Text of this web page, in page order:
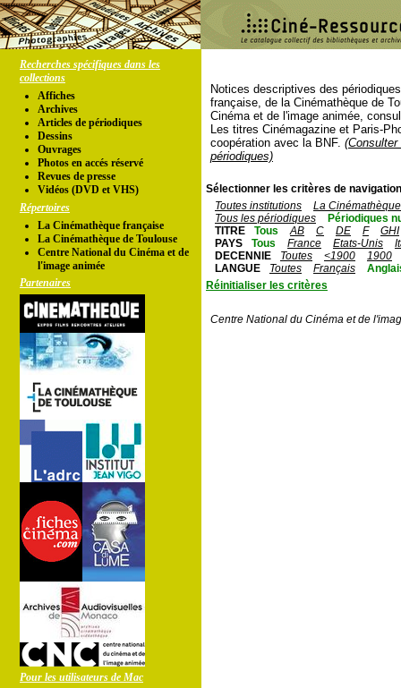
Recherches spécifiques dans les
collections
Affiches
Archives
Articles de périodiques
Dessins
Ouvrages
Photos en accés réservé
Revues de presse
Vidéos (DVD et VHS)
Répertoires
La Cinémathèque française
La Cinémathèque de Toulouse
Centre National du Cinéma et de
l'image animée
Partenaires
Pour les utilisateurs de Mac
Notices descriptives des
française, de la Cinémathèque de
Cinéma et de l'image animée,
Les titres Cinémagazine et Paris-
coopération avec la BNF.
périodiques)
Sélectionner les critères de
Toutes institutions
La
Tous les périodiques
Périodiques
TITRE
Tous AB C DE F
GHI
PAYS
Tous France Etats-Unis
DECENNIE
Toutes <1900
1900
LANGUE
Toutes Français
Réinitialiser les critères
Centre National du Cinéma et de